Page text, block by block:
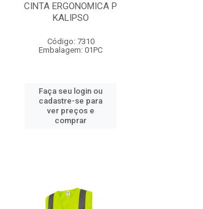
CINTA ERGONOMICA P
KALIPSO
Código: 7310
Embalagem: 01PC
Faça seu login ou
cadastre-se para
ver preços e
comprar